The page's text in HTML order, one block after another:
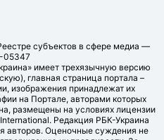
субъектов в сфере медиа —
05347
имеет трехязычную версию
главная страница портала –
изображения принадлежат их
на Портале, авторами которых
размещены на условиях лицензии
Редакция РБК-Украина
авторов. Оценочные суждения не